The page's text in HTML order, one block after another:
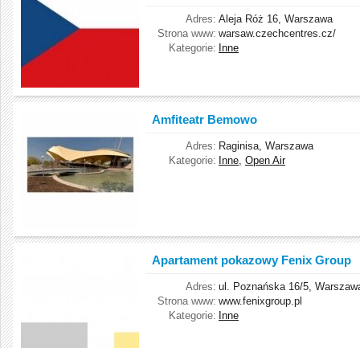
Adres: Aleja Róż 16, Warszawa
Strona www: warsaw.czechcentres.cz/
Kategorie: Inne
Amfiteatr Bemowo
Adres: Raginisa, Warszawa
Kategorie: Inne, Open Air
Apartament pokazowy Fenix Group
Adres: ul. Poznańska 16/5,
Strona www: www.fenixgroup.pl
Kategorie: Inne